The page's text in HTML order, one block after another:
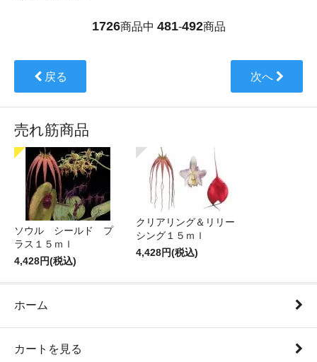
1726商品中 481-492商品
戻る 次へ
売れ筋商品
ソウル シールド プ
ラス１５ｍｌ
4,428円(税込)
クリアリング＆リリー
シング１５ｍｌ
4,428円(税込)
ホーム
カートを見る